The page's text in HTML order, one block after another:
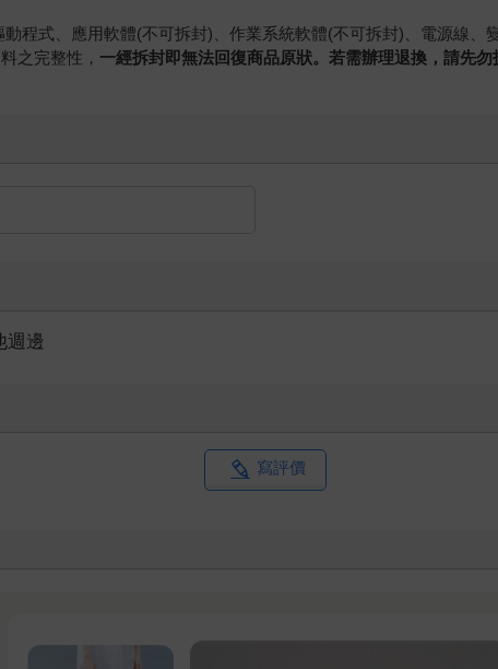
程式、應用軟體(不可拆封)、作業系統軟體(不可拆封)、電源線、
之完整性， 一經拆封即無法回復商品原狀。若需辦理退換，請先
週邊
寫評價